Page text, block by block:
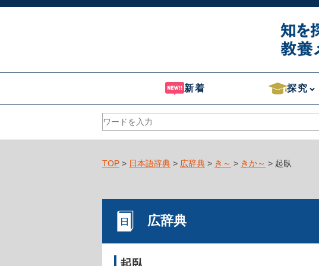
新着 探究
TOP > 日本語辞典 > 広辞典 > き～ > きか～ > 起臥
広辞典